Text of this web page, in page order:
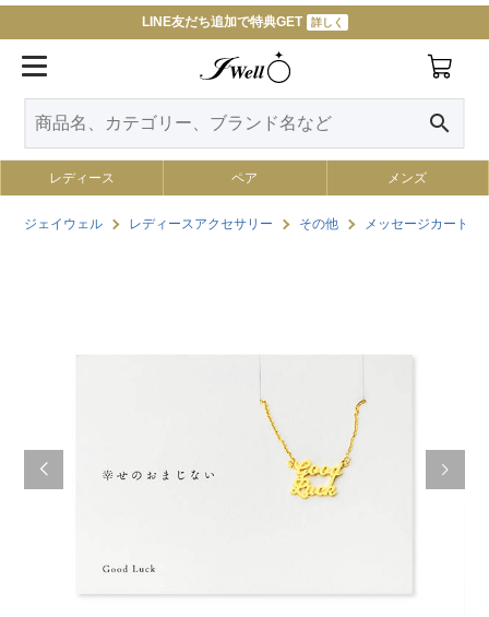
LINE友だち追加で特典GET 詳しく
search
レディース ペア メンズ
ジェイウェル レディースアクセサリー その他 メッセージカード